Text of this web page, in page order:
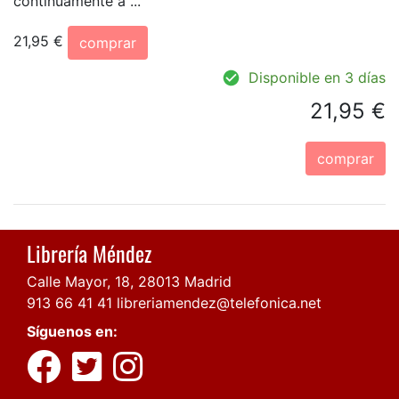
21,95 €
comprar
Disponible en 3 días
21,95 €
comprar
Librería Méndez
Calle Mayor, 18, 28013 Madrid
913 66 41 41 libreriamendez@telefonica.net
Síguenos en: